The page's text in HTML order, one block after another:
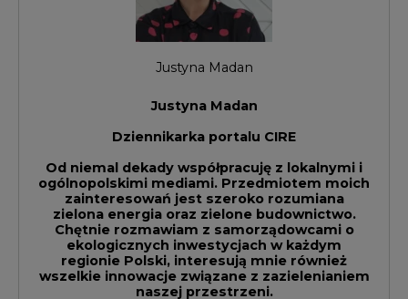
Justyna Madan
Justyna Madan
Dziennikarka portalu CIRE
Od niemal dekady współpracuję z lokalnymi i
ogólnopolskimi mediami. Przedmiotem moich
zainteresowań jest szeroko rozumiana
zielona energia oraz zielone budownictwo.
Chętnie rozmawiam z samorządowcami o
ekologicznych inwestycjach w każdym
regionie Polski, interesują mnie również
wszelkie innowacje związane z zazielenianiem
naszej przestrzeni.